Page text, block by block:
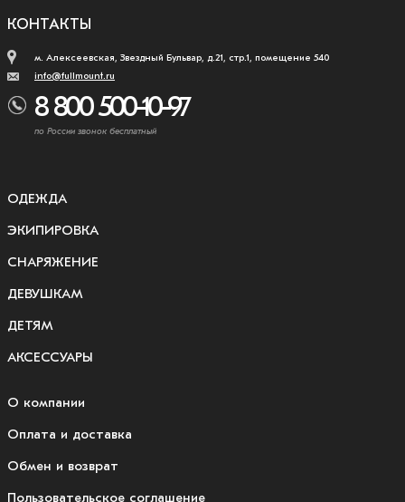
КОНТАКТЫ
м. Алексеевская, Звездный Бульвар, д.21, стр.1, помещение 540
info@fullmount.ru
8 800 500-10-97
по России звонок бесплатный
ОДЕЖДА
ЭКИПИРОВКА
СНАРЯЖЕНИЕ
ДЕВУШКАМ
ДЕТЯМ
АКСЕССУАРЫ
О компании
Оплата и доставка
Обмен и возврат
Пользовательское соглашение